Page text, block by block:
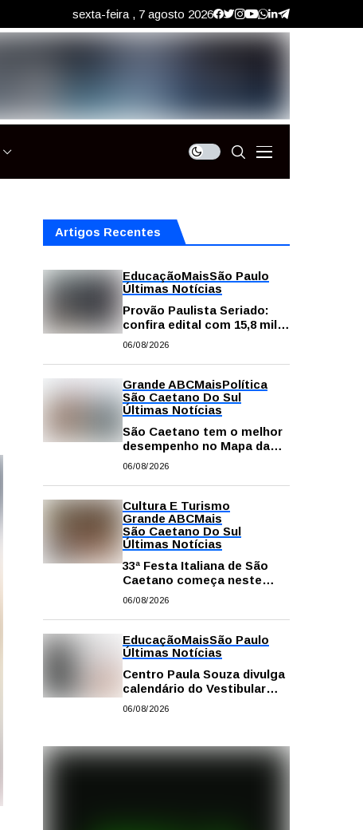
sexta-feira , 7 agosto 2026
Artigos Recentes
EducaçãoMaisSão Paulo
Últimas Notícias
Provão Paulista Seriado:
confira edital com 15,8 mil
vagas para ensino superior
06/08/2026
Grande ABCMaisPolítica
São Caetano Do Sul
Últimas Notícias
São Caetano tem o melhor
desempenho no Mapa da
Desigualdade da Grande SP
06/08/2026
Cultura E Turismo
Grande ABCMais
São Caetano Do Sul
Últimas Notícias
33ª Festa Italiana de São
Caetano começa neste
sábado com mais barracas
e atrações
06/08/2026
EducaçãoMaisSão Paulo
Últimas Notícias
Centro Paula Souza divulga
calendário do Vestibular
das Fatecs para o primeiro
06/08/2026